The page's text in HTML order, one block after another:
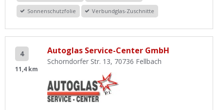
Sonnenschutzfolie Verbundglas-Zuschnitte
4
11,4 km
Autoglas Service-Center GmbH
Schorndorfer Str. 13, 70736 Fellbach